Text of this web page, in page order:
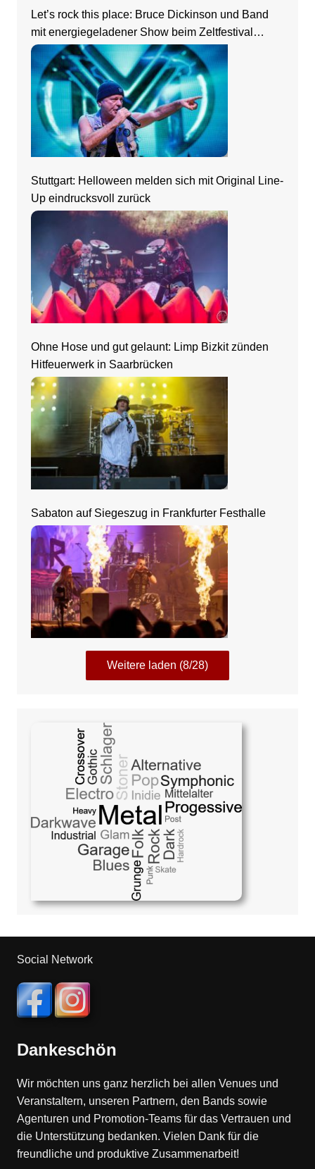
Let’s rock this place: Bruce Dickinson und Band
mit energiegeladener Show beim Zeltfestival
Rhein-Neckar
Stuttgart: Helloween melden sich mit Original Line-
Up eindrucksvoll zurück
Ohne Hose und gut gelaunt: Limp Bizkit zünden
Hitfeuerwerk in Saarbrücken
Sabaton auf Siegeszug in Frankfurter Festhalle
Weitere laden (8/28)
Social Network
Dankeschön
Wir möchten uns ganz herzlich bei allen Venues und
Veranstaltern, unseren Partnern, den Bands sowie
Agenturen und Promotion-Teams für das Vertrauen und
die Unterstützung bedanken. Vielen Dank für die
freundliche und produktive Zusammenarbeit!